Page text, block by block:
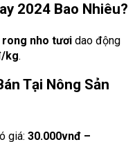
2024 Bao Nhiêu?
rong nho tươi dao động
kg.
Tại Nông Sản
giá: 30.000vnđ –